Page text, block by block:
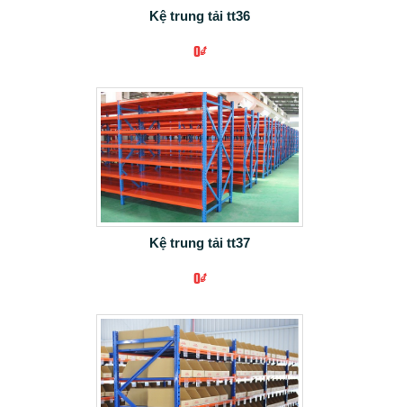
+ CHI TIẾT
Kệ trung tải tt36
0₫
+ CHI TIẾT
Kệ trung tải tt37
0₫